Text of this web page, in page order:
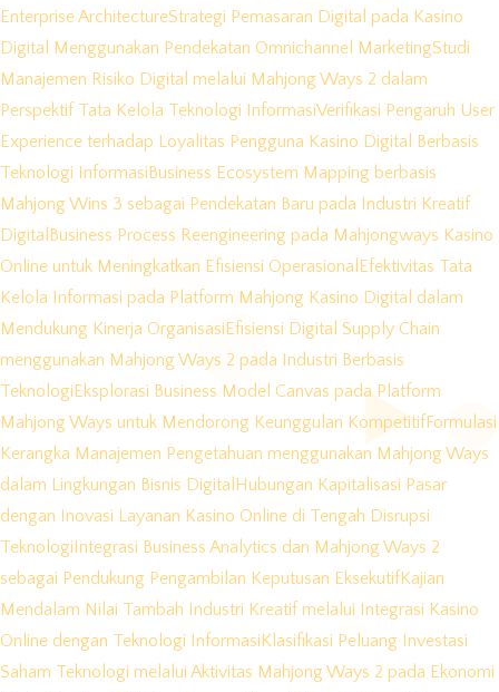
Enterprise ArchitectureStrategi Pemasaran Digital pada Kasino
Digital Menggunakan Pendekatan Omnichannel MarketingStudi
Manajemen Risiko Digital melalui Mahjong Ways 2 dalam
Perspektif Tata Kelola Teknologi InformasiVerifikasi Pengaruh User
Experience terhadap Loyalitas Pengguna Kasino Digital Berbasis
Teknologi Informasi Business Ecosystem Mapping berbasis
Mahjong Wins 3 sebagai Pendekatan Baru pada Industri Kreatif
Digital Business Process Reengineering pada Mahjongways Kasino
Online untuk Meningkatkan Efisiensi Operasional Efektivitas Tata
Kelola Informasi pada Platform Mahjong Kasino Digital dalam
Mendukung Kinerja Organisasi Efisiensi Digital Supply Chain
menggunakan Mahjong Ways 2 pada Industri Berbasis
Teknologi Eksplorasi Business Model Canvas pada Platform
Mahjong Ways untuk Mendorong Keunggulan KompetitifFormulasi
Kerangka Manajemen Pengetahuan menggunakan Mahjong Ways
dalam Lingkungan Bisnis Digital Hubungan Kapitalisasi Pasar
dengan Inovasi Layanan Kasino Online di Tengah Disrupsi
Teknologi Integrasi Business Analytics dan Mahjong Ways 2
sebagai Pendukung Pengambilan Keputusan EksekutifKajian
Mendalam Nilai Tambah Industri Kreatif melalui Integrasi Kasino
Online dengan Teknologi Informasi Klasifikasi Peluang Investasi
Saham Teknologi melalui Aktivitas Mahjong Ways 2 pada Ekonomi